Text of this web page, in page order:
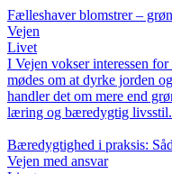
Fælleshaver blomstrer –
Vejen
Livet
I Vejen vokser interessen
mødes om at dyrke jorden
handler det om mere end
læring og bæredygtig livsstil.
Bæredygtighed i praksis:
Vejen med ansvar